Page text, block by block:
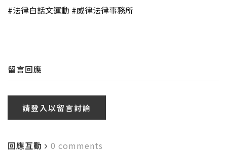
#法律白話文運動 #威律法律事務所
留言回應
請登入以留言討論
回應互動 0 comments